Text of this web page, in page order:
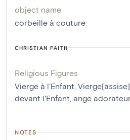
object name
corbeille à couture
CHRISTIAN FAITH
Religious Figures
Vierge à l'Enfant, Vierge[assise]
devant l'Enfant, ange
NOTES